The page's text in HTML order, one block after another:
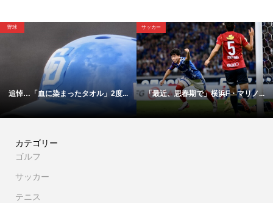
度... 「最近、思春期で」横浜F・マリノ...
サッカー
【映像】これが横浜Ｆ・マリ
カテゴリー
ゴルフ
サッカー
テニス